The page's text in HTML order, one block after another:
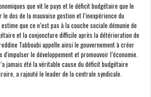
BOURSE DE TUNIS : LE
TUNINDEX RESTE MAL...
que vit le pays et le déficit budgétaire que le
le dos de la mauvaise gestion et l’inexpérience du
que ce n’est pas à la couche sociale démunie de
et la conjoncture difficile après la détérioration de
Tabboubi appelle ainsi le gouvernement à créer
le développement et promouvoir l’économie.
jamais été la véritable cause du déficit budgétaire
a rajouté le leader de la centrale syndicale.